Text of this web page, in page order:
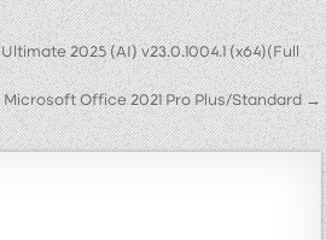
2025 (AI) v23.0.1004.1 (x64)(Full
Microsoft Office 2021 Pro Plus/Standard →